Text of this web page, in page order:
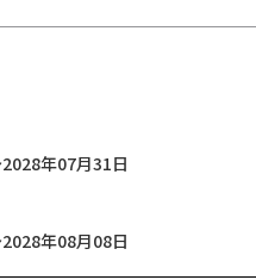
年07月31日
年08月08日